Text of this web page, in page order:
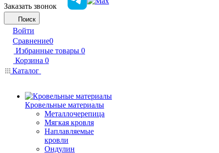
Заказать звонок
Поиск
Войти
Сравнение0
Избранные товары 0
Корзина 0
Каталог
Кровельные материалы
Металлочерепица
Мягкая кровля
Наплавляемые
кровли
Ондулин